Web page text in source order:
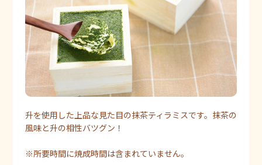
升を使用した上品な見た目の抹茶ティラミスです。抹茶の
風味と升の相性バツグン！
※所要時間に焼成時間は含まれていません。